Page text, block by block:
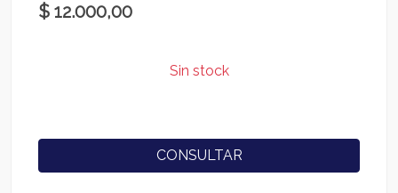
$ 12.000,00
Sin stock
CONSULTAR